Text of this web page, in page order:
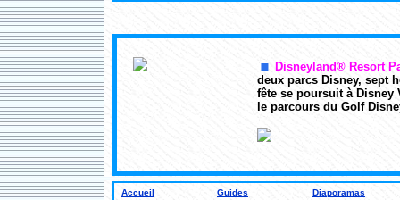
Disneyland® Resort
deux parcs Disney, sept
fête se poursuit à
le parcours du Golf
Accueil Guides
Diaporamas